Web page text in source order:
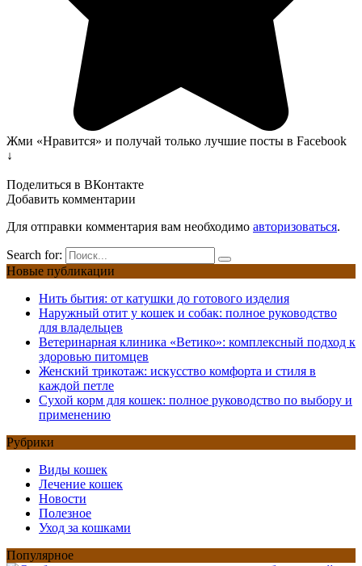
Жми «Нравится» и получай только лучшие посты в Facebook
↓
Поделиться в ВКонтакте
Добавить комментарии
Для отправки комментария вам необходимо авторизоваться.
Search for:
Новые публикации
Нить бытия: от катушки до готового изделия
Наружный отит у кошек и собак: полное руководство
для владельцев
Ветеринарная клиника «Ветико»: комплексный подход к
здоровью питомцев
Женский трикотаж: искусство комфорта и стиля в
каждой петле
Сухой корм для кошек: полное руководство по выбору и
применению
Рубрики
Виды кошек
Лечение кошек
Новости
Полезное
Уход за кошками
Популярное